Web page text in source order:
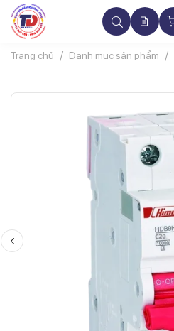
Trang chủ Danh mục sản phẩm